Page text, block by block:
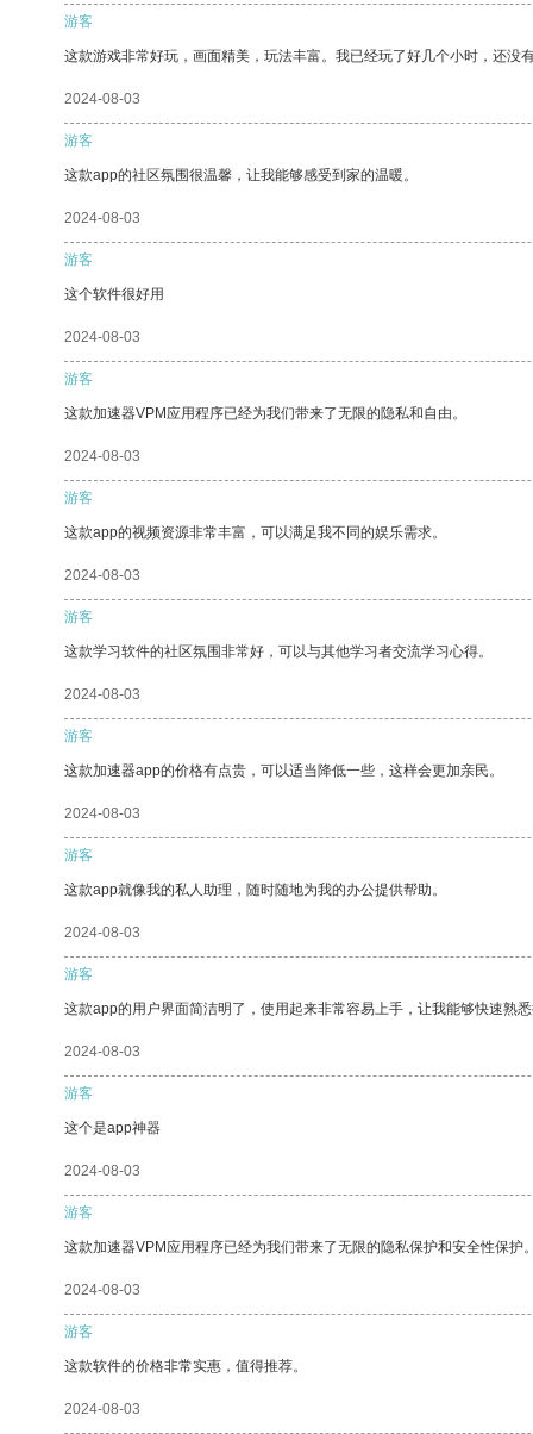
游客
这款游戏非常好玩，画面精美，玩法丰富。我已经玩了好几个小时，还没
2024-08-03
游客
这款app的社区氛围很温馨，让我能够感受到家的温暖。
2024-08-03
游客
这个软件很好用
2024-08-03
游客
这款加速器VPM应用程序已经为我们带来了无限的隐私和自由。
2024-08-03
游客
这款app的视频资源非常丰富，可以满足我不同的娱乐需求。
2024-08-03
游客
这款学习软件的社区氛围非常好，可以与其他学习者交流学习心得。
2024-08-03
游客
这款加速器app的价格有点贵，可以适当降低一些，这样会更加亲民。
2024-08-03
游客
这款app就像我的私人助理，随时随地为我的办公提供帮助。
2024-08-03
游客
这款app的用户界面简洁明了，使用起来非常容易上手，让我能够快速熟
2024-08-03
游客
这个是app神器
2024-08-03
游客
这款加速器VPM应用程序已经为我们带来了无限的隐私保护和安全性保护
2024-08-03
游客
这款软件的价格非常实惠，值得推荐。
2024-08-03